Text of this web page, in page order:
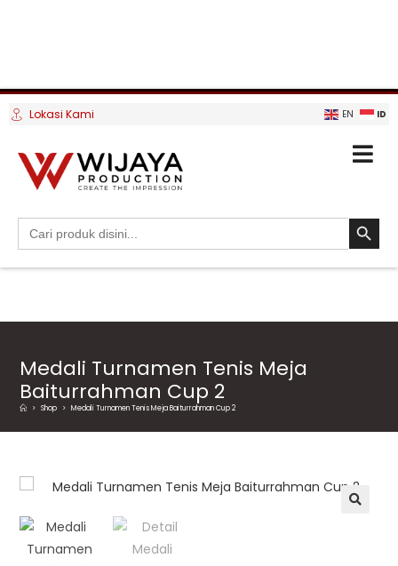
Lokasi Kami EN ID
Search
for:
SEARCH
Medali Turnamen Tenis Meja
Baiturrahman Cup 2
> Shop > Medali Turnamen Tenis Meja Baiturrahman Cup 2